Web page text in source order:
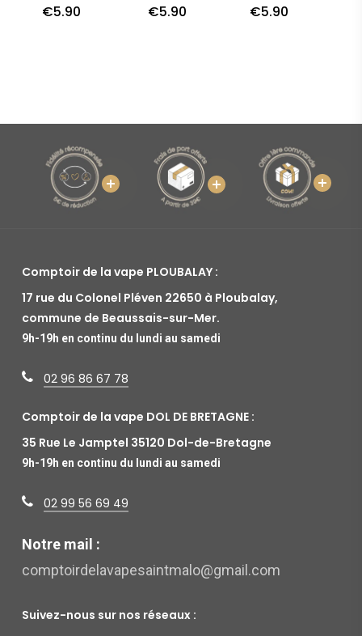
€5.90
€5.90
€5.90
Comptoir de la vape PLOUBALAY :
17 rue du Colonel Pléven 22650 à Ploubalay,
commune de Beaussais-sur-Mer.
9h-19h en continu du lundi au samedi
02 96 86 67 78
Comptoir de la vape DOL DE BRETAGNE :
35 Rue Le Jamptel 35120 Dol-de-Bretagne
9h-19h en continu du lundi au samedi
02 99 56 69 49
Notre mail :
comptoirdelavapesaintmalo@gmail.com
Suivez-nous sur nos réseaux :